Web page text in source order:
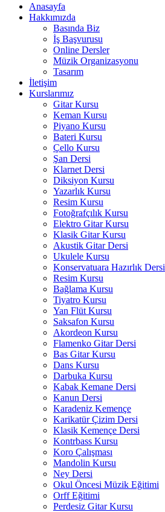
Anasayfa
Hakkımızda
Basında Biz
İş Başvurusu
Online Dersler
Müzik Organizasyonu
Tasarım
İletişim
Kurslarımız
Gitar Kursu
Keman Kursu
Piyano Kursu
Bateri Kursu
Çello Kursu
Şan Dersi
Klarnet Dersi
Diksiyon Kursu
Yazarlık Kursu
Resim Kursu
Fotoğrafçılık Kursu
Elektro Gitar Kursu
Klasik Gitar Kursu
Akustik Gitar Dersi
Ukulele Kursu
Konservatuara Hazırlık Dersi
Resim Kursu
Bağlama Kursu
Tiyatro Kursu
Yan Flüt Kursu
Saksafon Kursu
Akordeon Kursu
Flamenko Gitar Dersi
Bas Gitar Kursu
Dans Kursu
Darbuka Kursu
Kabak Kemane Dersi
Kanun Dersi
Karadeniz Kemençe
Karikatür Çizim Dersi
Klasik Kemençe Dersi
Kontrbass Kursu
Koro Çalışması
Mandolin Kursu
Ney Dersi
Okul Öncesi Müzik Eğitimi
Orff Eğitimi
Perdesiz Gitar Kursu